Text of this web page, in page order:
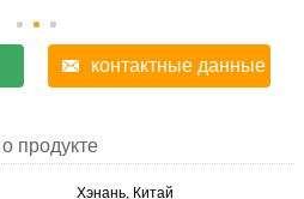
контактные данные
продукте
Хэнань, Китай